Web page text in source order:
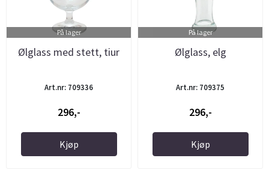
På lager
Ølglass med stett, tiur
Art.nr: 709336
296,-
Kjøp
På lager
Ølglass, elg
Art.nr: 709375
296,-
Kjøp